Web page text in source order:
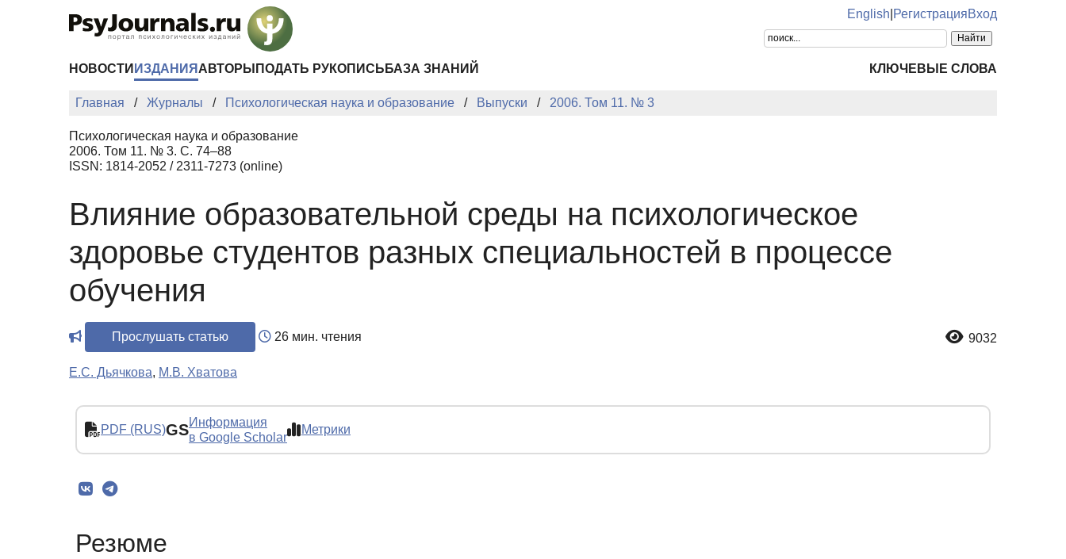
English РегистрацияВход
НОВОСТИ ИЗДАНИЯ АВТОРЫ ПОДАТЬ РУКОПИСЬ БАЗА ЗНАНИЙ КЛЮЧЕВЫЕ СЛОВА
Главная Журналы Психологическая наука и образование Выпуски 2006. Том 11. № 3
Психологическая наука и образование
2006. Том 11. № 3. С. 74–88
ISSN: 1814-2052 / 2311-7273 (online)
Влияние образовательной среды на психологическое
здоровье студентов разных специальностей в процессе
обучения
Прослушать статью 26 мин. чтения 9032
Е.С. Дьячкова, М.В. Хватова
PDF (RUS)GSИнформация
в Google Scholar
Метрики
Резюме